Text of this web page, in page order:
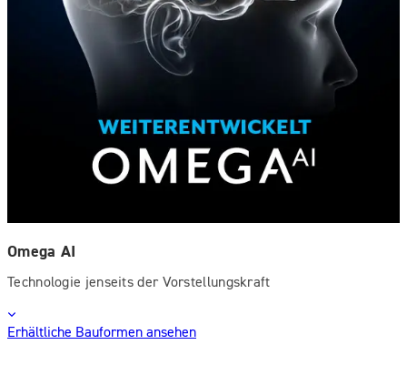
Omega AI
Technologie jenseits der Vorstellungskraft
Erhältliche Bauformen ansehen